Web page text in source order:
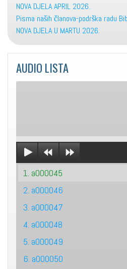
NOVA DJELA APRIL 2026.
Pisma naših članova-podrška radu
NOVA DJELA U MARTU 2026.
AUDIO LISTA
1. a000045
2. a000046
3. a000047
4. a000048
5. a000049
6. a000050